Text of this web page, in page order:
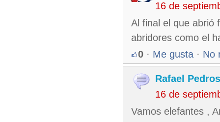
16 de
Al final el que abrió
abridores como el
0 · Me gusta · No
Rafael
16 de
Vamos elefantes ,